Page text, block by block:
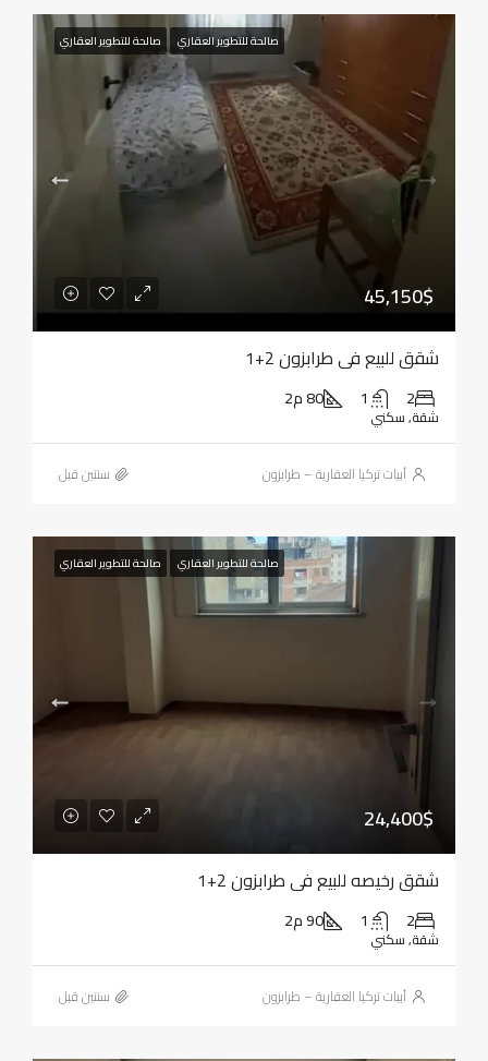
صالحة للتطوير العقاري صالحة للتطوير العقاري
45,150$
شقق للبيع في طرابزون 2+1
2
1 80 م2
شقة, سكني
أبيات تركيا العقارية – طرابزون ‏سنتين قبل
صالحة للتطوير العقاري صالحة للتطوير العقاري
24,400$
شقق رخيصه للبيع في طرابزون 2+1
2
1 90 م2
شقة, سكني
أبيات تركيا العقارية – طرابزون ‏سنتين قبل